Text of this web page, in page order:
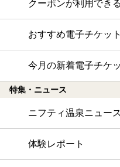
クーポンが利用でき
おすすめ電子チケッ
今月の新着電子チケ
特集・ニュース
ニフティ温泉ニュース
体験レポート